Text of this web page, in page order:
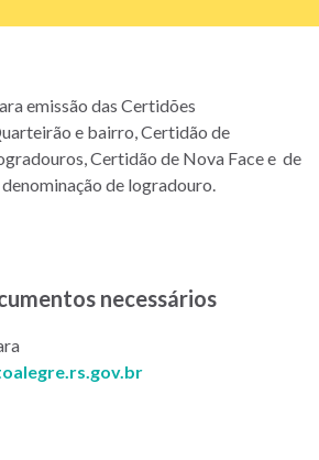
emissão das Certidões
e bairro, Certidão de
Certidão de Nova Face e de
de logradouro.
necessários